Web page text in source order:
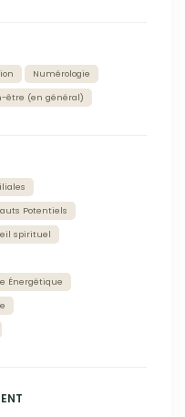
Numérologie
être (en général)
Potentiels
spirituel
Énergétique